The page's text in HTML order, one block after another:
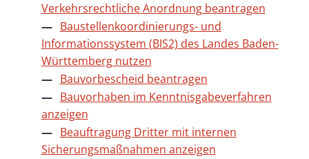
Verkehrsrechtliche Anordnung beantragen
Baustellenkoordinierungs- und
Informationssystem (BIS2) des Landes Baden-
Württemberg nutzen
Bauvorbescheid beantragen
Bauvorhaben im Kenntnisgabeverfahren
anzeigen
Beauftragung Dritter mit internen
Sicherungsmaßnahmen anzeigen